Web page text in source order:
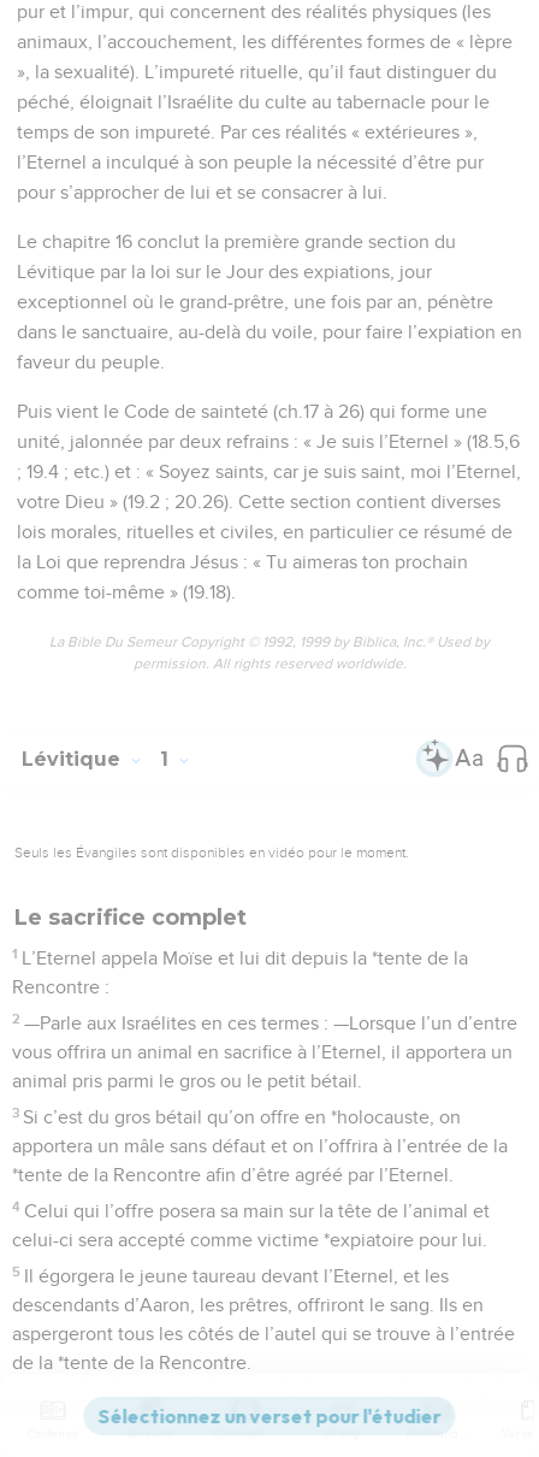
pur et l’impur, qui concernent des réalités physiques (les
animaux, l’accouchement, les différentes formes de « lèpre
», la sexualité). L’impureté rituelle, qu’il faut distinguer du
péché, éloignait l’Israélite du culte au tabernacle pour le
temps de son impureté. Par ces réalités « extérieures »,
l’Eternel a inculqué à son peuple la nécessité d’être pur
pour s’approcher de lui et se consacrer à lui.
Le chapitre 16 conclut la première grande section du
Lévitique par la loi sur le Jour des expiations, jour
exceptionnel où le grand-prêtre, une fois par an, pénètre
dans le sanctuaire, au-delà du voile, pour faire l’expiation en
faveur du peuple.
Puis vient le Code de sainteté (ch.17 à 26) qui forme une
unité, jalonnée par deux refrains : « Je suis l’Eternel » (18.5,6
; 19.4 ; etc.) et : « Soyez saints, car je suis saint, moi l’Eternel,
votre Dieu » (19.2 ; 20.26). Cette section contient diverses
lois morales, rituelles et civiles, en particulier ce résumé de
la Loi que reprendra Jésus : « Tu aimeras ton prochain
comme toi-même » (19.18).
La Bible Du Semeur Copyright © 1992, 1999 by Biblica, Inc.® Used by
permission. All rights reserved worldwide.
Lévitique 1
Seuls les Évangiles sont disponibles en vidéo pour le moment.
Le sacrifice complet
1 L’Eternel appela Moïse et lui dit depuis la *tente de la
Rencontre :
2 —Parle aux Israélites en ces termes : —Lorsque l’un d’entre
vous offrira un animal en sacrifice à l’Eternel, il apportera un
animal pris parmi le gros ou le petit bétail.
3 Si c’est du gros bétail qu’on offre en *holocauste, on
apportera un mâle sans défaut et on l’offrira à l’entrée de la
*tente de la Rencontre afin d’être agréé par l’Eternel.
4 Celui qui l’offre posera sa main sur la tête de l’animal et
celui-ci sera accepté comme victime *expiatoire pour lui.
5 Il égorgera le jeune taureau devant l’Eternel, et les
descendants d’Aaron, les prêtres, offriront le sang. Ils en
aspergeront tous les côtés de l’autel qui se trouve à l’entrée
de la *tente de la Rencontre.
On enlèvera la peau de la victime et on la découpera en
quartiers.
Versions Commentaires Strong